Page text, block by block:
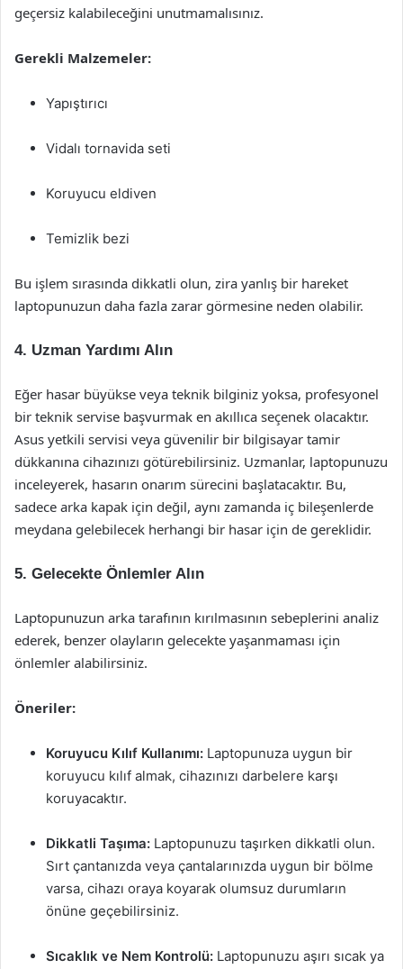
geçersiz kalabileceğini unutmamalısınız.
Gerekli Malzemeler:
Yapıştırıcı
Vidalı tornavida seti
Koruyucu eldiven
Temizlik bezi
Bu işlem sırasında dikkatli olun, zira yanlış bir hareket
laptopunuzun daha fazla zarar görmesine neden olabilir.
4. Uzman Yardımı Alın
Eğer hasar büyükse veya teknik bilginiz yoksa, profesyonel
bir teknik servise başvurmak en akıllıca seçenek olacaktır.
Asus yetkili servisi veya güvenilir bir bilgisayar tamir
dükkanına cihazınızı götürebilirsiniz. Uzmanlar, laptopunuzu
inceleyerek, hasarın onarım sürecini başlatacaktır. Bu,
sadece arka kapak için değil, aynı zamanda iç bileşenlerde
meydana gelebilecek herhangi bir hasar için de gereklidir.
5. Gelecekte Önlemler Alın
Laptopunuzun arka tarafının kırılmasının sebeplerini analiz
ederek, benzer olayların gelecekte yaşanmaması için
önlemler alabilirsiniz.
Öneriler:
Koruyucu Kılıf Kullanımı: Laptopunuza uygun bir
koruyucu kılıf almak, cihazınızı darbelere karşı
koruyacaktır.
Dikkatli Taşıma: Laptopunuzu taşırken dikkatli olun.
Sırt çantanızda veya çantalarınızda uygun bir bölme
varsa, cihazı oraya koyarak olumsuz durumların
önüne geçebilirsiniz.
Sıcaklık ve Nem Kontrolü: Laptopunuzu aşırı sıcak ya